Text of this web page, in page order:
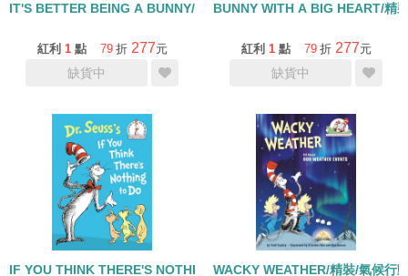
IT'S BETTER BEING A BUNNY/精裝繪本
紅利 1 點 79 折 277元
缺貨中
BUNNY WITH A BIG HEART/精
紅利 1 點 79 折 277元
缺貨中
IF YOU THINK THERE'S NOTHING TO DO/精裝繪本
WACKY WEATHER/精裝/氣候行